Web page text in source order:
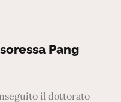
Pang
il dottorato